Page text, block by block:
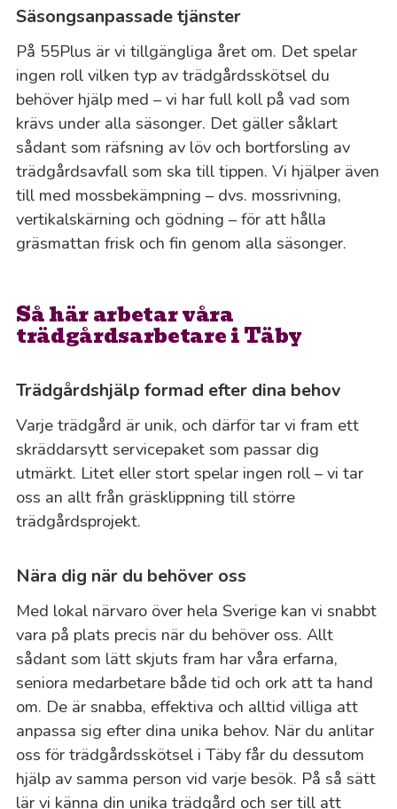
Säsongsanpassade tjänster
På 55Plus är vi tillgängliga året om. Det spelar
ingen roll vilken typ av trädgårdsskötsel du
behöver hjälp med – vi har full koll på vad som
krävs under alla säsonger. Det gäller såklart
sådant som räfsning av löv och bortforsling av
trädgårdsavfall som ska till tippen. Vi hjälper även
till med mossbekämpning – dvs. mossrivning,
vertikalskärning och gödning – för att hålla
gräsmattan frisk och fin genom alla säsonger.
Så här arbetar våra
trädgårdsarbetare i Täby
Trädgårdshjälp formad efter dina behov
Varje trädgård är unik, och därför tar vi fram ett
skräddarsytt servicepaket som passar dig
utmärkt. Litet eller stort spelar ingen roll – vi tar
oss an allt från gräsklippning till större
trädgårdsprojekt.
Nära dig när du behöver oss
Med lokal närvaro över hela Sverige kan vi snabbt
vara på plats precis när du behöver oss. Allt
sådant som lätt skjuts fram har våra erfarna,
seniora medarbetare både tid och ork att ta hand
om. De är snabba, effektiva och alltid villiga att
anpassa sig efter dina unika behov. När du anlitar
oss för trädgårdsskötsel i Täby får du dessutom
hjälp av samma person vid varje besök. På så sätt
lär vi känna din unika trädgård och ser till att